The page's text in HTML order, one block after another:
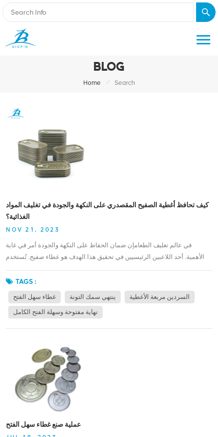
BLOG
Home / Search
كيف تحافظ أغطية الصفيح المقصدري على النكهة والجودة في تغليف المواد
الغذائية؟
NOV 21, 2023
في عالم تغليف الطعامإن ضمان الحفاظ على النكهة والجودة أمر في غاية
الأهمية. أحد اللاعبين الرئيسيين في تحقيق هذا الهدف هو غطاء صفيح. تُستخدم
والحفاظ على نضارة ونكهة وجودة المنتجات الغذائية المختلفة. في منشور المدونة
هذا، سوف نستكشف الآليات والميزات التي تسمح لأغطية الصفيح بالحفاظ بشكل
فعال على النكهة والجودة في تغليف المواد الغذائية.حاجز الأكسجين:تعمل الأغطية
الصفيحية كحاجز ضد الأكسجين، وهو أحد العوامل الرئيسية التي يمكن أن تسبب
تلف الطعام. تم تصميم الأغطية بطبقة من القصدير أو الطلاء، والتي تشكل ختمًا
العبوة، مما يقلل من عمليات الأكسدة التي يمكن أن تؤدي إلى تدهور النكهة
وفسادها.مقاوم للرطوبة:يمكن أن يكون للرطوبة تأثير ضار على جودة وملمس
العديد من المنتجات الغذائية. توفر الأغطية الصفيحية مقاومة ممتازة للرطوبة،
وتحمي المحتويات من الرطوبة الزائدة في البيئة المحيطة. وهذا يساعد على منع
تشبع الطعام، والحفاظ على قوامه المرغوب وجودته بشكل عام. حماية
الضوء:التعرض للضوء وخاصةً ضوء الأشعة فوق البنفسجيةيمكن أن يسبب
تفاعلات كيميائية في المنتجات الغذائية، مما يؤدي إلى تغيرات في النكهة وتدهور
TAGS :
غطاء سهل الفتح ينتهي سمك التونة السردين مربعة الأغطية
نهاية مفتوحة وسهلة الفتح الكامل
عملية صنع غطاء سهل الفتح